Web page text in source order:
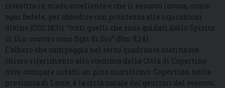
rivestita in modo eccellente e che il vescovo invoca, come
ogni fedele, per obbedire con prontezza alle ispirazioni
divine (CCC 1831): “tutti quelli che sono guidati dallo Spirito
di Dio, costoro sono figli di Dio” (Rm 8,14).
L’albero che campeggia nel terzo quadrante costituisce
chiaro riferimento allo stemma della Città di Copertino
dove compare infatti un pino marittimo. Copertino, nella
provincia di Lecce, è la città natale dei genitori del vescovo,